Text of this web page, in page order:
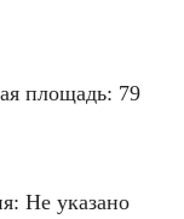
площадь: 79
Не указано